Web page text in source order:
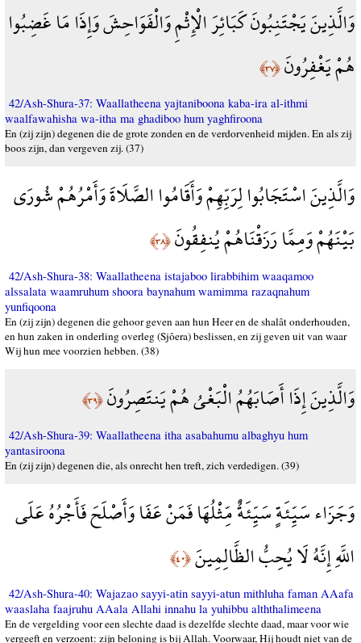
وَالَّذِينَ يَجْتَنِبُونَ كَبَائِرَ الْإِثْمِ وَالْفَوَاحِشَ وَإِذَا مَا غَضِبُوا
هُمْ يَغْفِرُونَ﴿٣٧﴾
42/Ash-Shura-37: Waallatheena yajtaniboona kaba-ira al-ithmi
waalfawahisha wa-itha ma ghadiboo hum yaghfiroona
En (zij zijn) degenen die de grote zonden en de verdorvenheid mijden. En als zij
boos zijn, dan vergeven zij. (37)
وَالَّذِينَ اسْتَجَابُوا لِرَبِّهِمْ وَأَقَامُوا الصَّلَاةَ وَأَمْرُهُمْ شُورَى
بَيْنَهُمْ وَمِمَّا رَزَقْنَاهُمْ يُنفِقُونَ﴿٣٨﴾
42/Ash-Shura-38: Waallatheena istajaboo lirabbihim waaqamoo
alssalata waamruhum shoora baynahum wamimma razaqnahum
yunfiqoona
En (zij zijn) degenen die gehoor geven aan hun Heer en de shalât onderhouden,
en hun zaken in onderling overleg (Sjôera) beslissen, en zij geven uit van waar
Wij hun mee voorzien hebben. (38)
وَالَّذِينَ إِذَا أَصَابَهُمُ الْبَغْيُ هُمْ يَنتَصِرُونَ﴿٣٩﴾
42/Ash-Shura-39: Waallatheena itha asabahumu albaghyu hum
yantasiroona
En (zij zijn) degenen die, als onrecht hen treft, zich verdedigen. (39)
وَجَزَاء سَيِّئَةٍ سَيِّئَةٌ مِّثْلُهَا فَمَنْ عَفَا وَأَصْلَحَ فَأَجْرُهُ عَلَى
اللَّهِ إِنَّهُ لَا يُحِبُّ الظَّالِمِينَ﴿٤٠﴾
42/Ash-Shura-40: Wajazao sayyi-atin sayyi-atun mithluha faman AAafa
waaslaha faajruhu AAala Allahi innahu la yuhibbu alththalimeena
En de vergelding voor een slechte daad is dezelfde slechte daad, maar voor wie
vergeeft en verzoent: zijn beloning is bij Allah. Voorwaar, Hij houdt niet van de